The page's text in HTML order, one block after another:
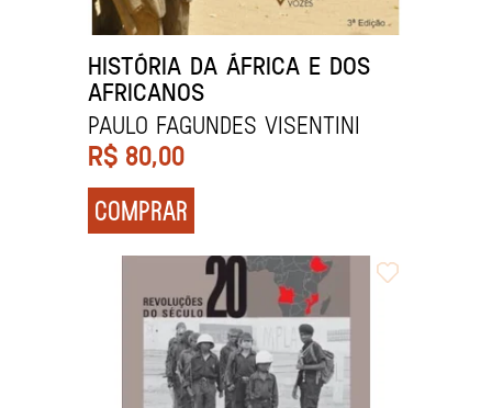
HISTÓRIA DA ÁFRICA E DOS
AFRICANOS
Paulo Fagundes Visentini
R$ 80,00
COMPRAR